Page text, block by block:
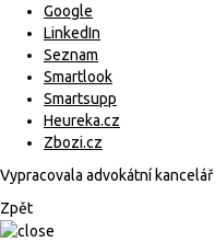
Google
LinkedIn
Seznam
Smartlook
Smartsupp
Heureka.cz
Zbozi.cz
Vypracovala advokátní kancelář
Zpět